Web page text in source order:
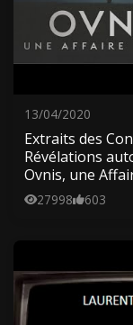
13/04/2020
Extraits des
Révélations
Ovnis, une
27998 603